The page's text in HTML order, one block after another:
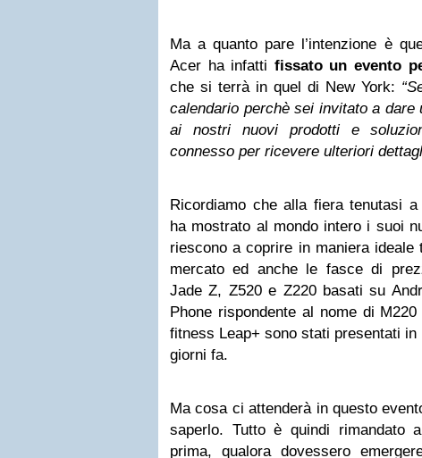
Ma a quanto pare l’intenzione è
Acer ha infatti fissato un evento
che si terrà in quel di New York:
calendario perchè sei invitato a dare
ai nostri nuovi prodotti e
connesso per ricevere ulteriori
Ricordiamo che alla fiera tenutasi
ha mostrato al mondo intero i suoi
riescono a coprire in maniera
mercato ed anche le fasce di
Jade Z, Z520 e Z220 basati su
Phone rispondente al nome di
fitness Leap+ sono stati presentati in
giorni fa.
Ma cosa ci attenderà in questo
saperlo. Tutto è quindi rimandato
prima, qualora dovessero